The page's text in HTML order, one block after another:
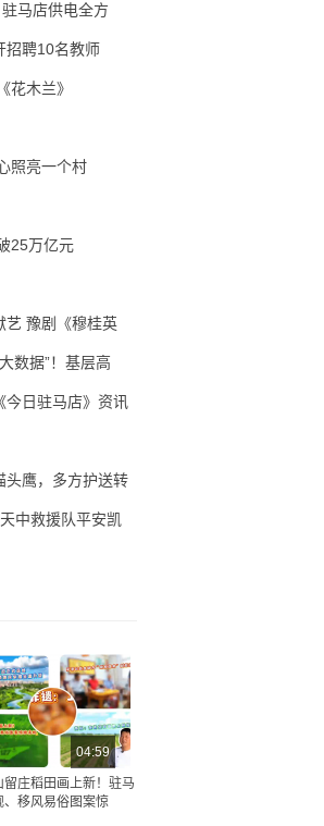
马店供电全方
招聘10名教师
花木兰》
照亮一个村
25万亿元
艺 豫剧《穆桂英
数据”！基层高
日驻马店》资讯
头鹰，多方护送转
中救援队平安凯
04:59
留庄稻田画上新！驻马
、移风易俗图案惊